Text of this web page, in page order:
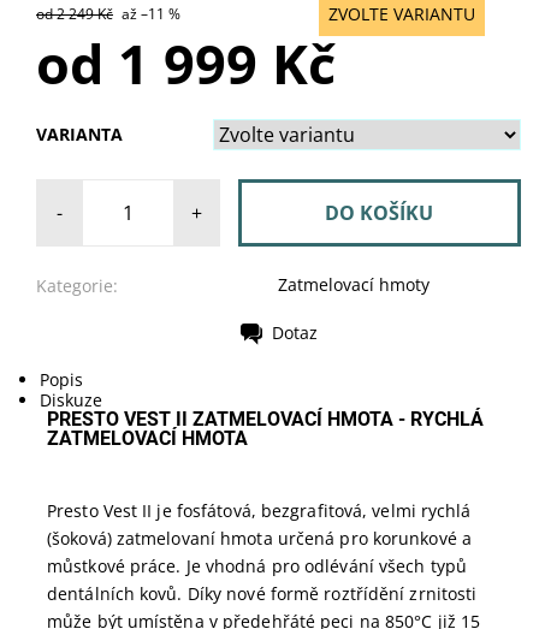
od 2 249 Kč až–11 % ZVOLTE VARIANTU
od 1 999 Kč
VARIANTA
- +
Kategorie: Zatmelovací hmoty
Dotaz
Popis
Diskuze
PRESTO VEST II ZATMELOVACÍ HMOTA - RYCHLÁ
ZATMELOVACÍ HMOTA
Presto Vest II je fosfátová, bezgrafitová, velmi rychlá
(šoková) zatmelovaní hmota určená pro korunkové a
můstkové práce. Je vhodná pro odlévání všech typů
dentálních kovů. Díky nové formě roztřídění zrnitosti
může být umístěna v předehřáté peci na 850°C již 15